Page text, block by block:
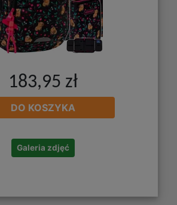
183,95 zł
DO KOSZYKA
Galeria zdjęć